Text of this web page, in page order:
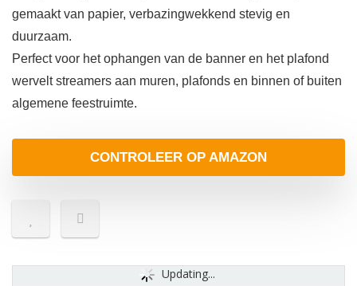
gemaakt van papier, verbazingwekkend stevig en
duurzaam.
Perfect voor het ophangen van de banner en het plafond
wervelt streamers aan muren, plafonds en binnen of buiten
algemene feestruimte.
CONTROLEER OP AMAZON
Updating...